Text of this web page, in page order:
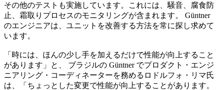
その他のテストも実施しています。これには、騒音、腐食防
止、霜取りプロセスのモニタリングが含まれます。 Güntner
のエンジニアは、ユニットを改善する方法を常に探し求めて
います。
「時には、ほんの少し手を加えるだけで性能が向上すること
があります」と、 ブラジルの Güntner でプロダクト・エンジ
ニアリング・コーディネーターを務めるロドルフォ・リマ氏
は、「ちょっとした変更で性能が向上することがあります。